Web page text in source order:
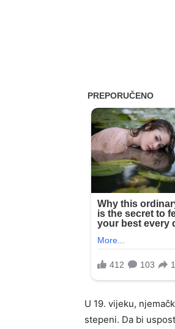
U 19. vijeku,
stepeni. Da bi